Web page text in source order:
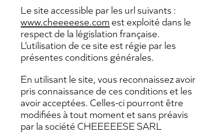
Le site accessible par les url suivants :
www.cheeeeese.com est exploité dans le
respect de la législation française.
L’utilisation de ce site est régie par les
présentes conditions générales.
En utilisant le site, vous reconnaissez avoir
pris connaissance de ces conditions et les
avoir acceptées. Celles-ci pourront être
modifiées à tout moment et sans préavis
par la société CHEEEEESE SARL